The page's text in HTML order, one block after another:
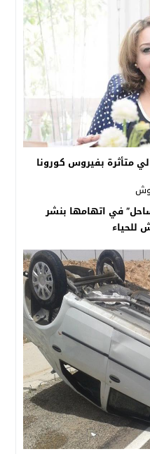
متأثرة بفيروس كورونا
في اتهامها بنشر
للحياء